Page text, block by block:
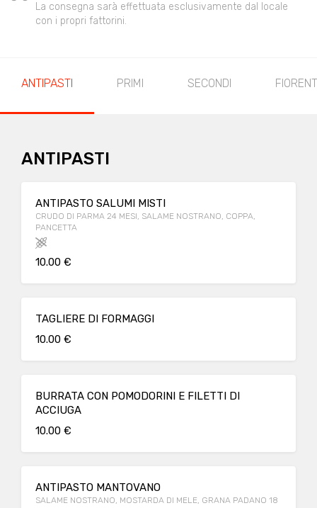
La consegna sarà effettuata esclusivamente dal locale
con i propri fattorini.
ANTIPASTI PRIMI SECONDI
ANTIPASTI
ANTIPASTO SALUMI MISTI
CRUDO DI PARMA 24 MESI, SALAME NOSTRANO, COPPA,
PANCETTA
10.00 €
TAGLIERE DI FORMAGGI
10.00 €
BURRATA CON POMODORINI E FILETTI DI
ACCIUGA
10.00 €
ANTIPASTO MANTOVANO
SALAME NOSTRANO, MOSTARDA DI MELE, GRANA PADANO 18